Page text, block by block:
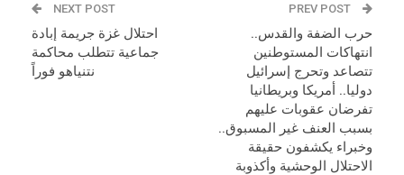
حرب الضفة والقدس..
انتهاكات المستوطنين
تتصاعد وتحرج إسرائيل
دوليا.. أمريكا وبريطانيا
تفرضان عقوبات عليهم
بسبب العنف غير المسبوق..
وخبراء يكشفون حقيقة
الاحتلال الوحشية وأكذوبة
NEXT POST
احتلال غزة جريمة إبادة
جماعية تتطلب محاكمة
نتنياهو فوراً